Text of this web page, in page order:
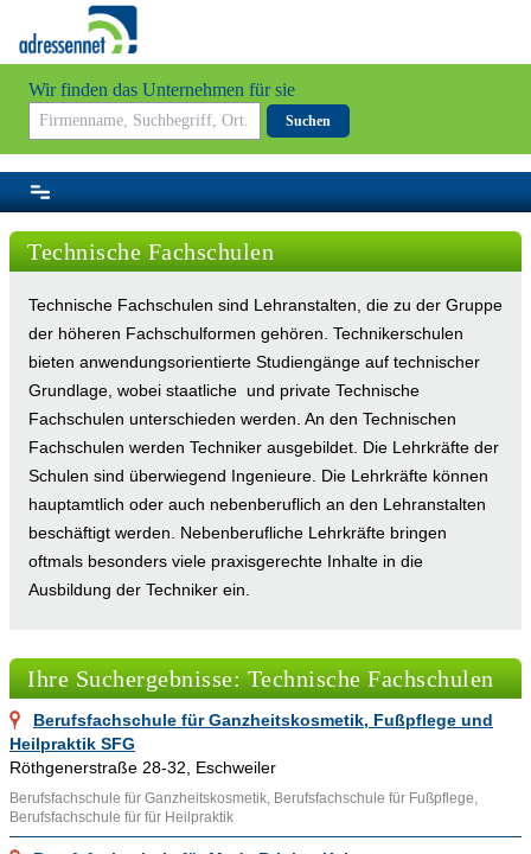
Wir finden das Unternehmen für sie
Suchen
Technische Fachschulen
Technische Fachschulen sind Lehranstalten, die zu der Gruppe
der höheren Fachschulformen gehören. Technikerschulen
bieten anwendungsorientierte Studiengänge auf technischer
Grundlage, wobei staatliche und private Technische
Fachschulen unterschieden werden. An den Technischen
Fachschulen werden Techniker ausgebildet. Die Lehrkräfte der
Schulen sind überwiegend Ingenieure. Die Lehrkräfte können
hauptamtlich oder auch nebenberuflich an den Lehranstalten
beschäftigt werden. Nebenberufliche Lehrkräfte bringen
oftmals besonders viele praxisgerechte Inhalte in die
Ausbildung der Techniker ein.
gehört beispielsweise ein Berufsschulabschluss, eine
abgeschlossene Berufsausbildung sowie mindestens ein Jahr
Berufserfahrung. Des Weiteren wird ein Schulabschluss einer
allgemeinbildenden Schule verlangt. Je nach Bundesland
müssen die angehenden Techniker dafür entweder den
Hauptschulabschluss oder die mittlere Reife erlangt haben.
Ihre Suchergebnisse: Technische Fachschulen
Berufsfachschule für Ganzheitskosmetik, Fußpflege und
Heilpraktik SFG
Röthgenerstraße 28-32, Eschweiler
Berufsfachschule für Ganzheitskosmetik, Berufsfachschule für Fußpflege,
Berufsfachschule für für Heilpraktik